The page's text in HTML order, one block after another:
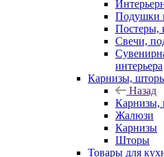
Подушки
Постеры,
Свечи,
интерьера
Карнизы,
Назад
Карнизы,
Жалюзи
Карнизы
Шторы
Товары для